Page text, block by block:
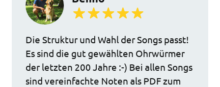
Die Struktur und Wahl der Songs passt!
Es sind die gut gewählten Ohrwürmer
der letzten 200 Jahre :-) Bei allen Songs
sind vereinfachte Noten als PDF zum